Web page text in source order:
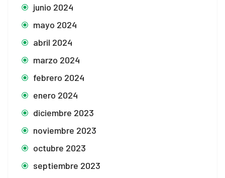
junio 2024
mayo 2024
abril 2024
marzo 2024
febrero 2024
enero 2024
diciembre 2023
noviembre 2023
octubre 2023
septiembre 2023